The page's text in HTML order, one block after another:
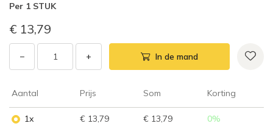
Per 1 STUK
€ 13,79
− + In de mand
Aantal Prijs Som Korting
1x € 13,79 € 13,79 0%